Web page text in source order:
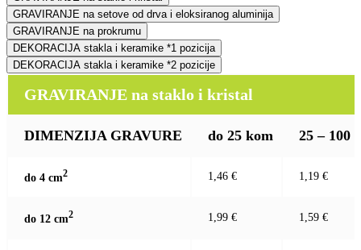
GRAVIRANJE na setove od drva i eloksiranog aluminija
GRAVIRANJE na prokrumu
DEKORACIJA stakla i keramike *1 pozicija
DEKORACIJA stakla i keramike *2 pozicije
GRAVIRANJE na staklo i kristal
DIMENZIJA GRAVURE do 25 kom 25 – 100
do 4 cm2 1,46 € 1,19 €
do 12 cm2 1,99 € 1,59 €